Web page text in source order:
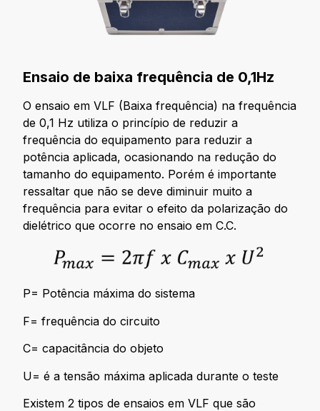
Ensaio de baixa frequência de 0,1Hz
O ensaio em VLF (Baixa frequência) na frequência
de 0,1 Hz utiliza o princípio de reduzir a
frequência do equipamento para reduzir a
potência aplicada, ocasionando na redução do
tamanho do equipamento. Porém é importante
ressaltar que não se deve diminuir muito a
frequência para evitar o efeito da polarização do
dielétrico que ocorre no ensaio em C.C.
P= Potência máxima do sistema
F= frequência do circuito
C= capacitância do objeto
U= é a tensão máxima aplicada durante o teste
Existem 2 tipos de ensaios em VLF que são